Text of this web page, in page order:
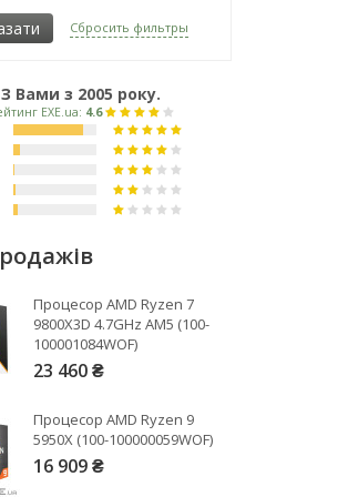
Тб
Сбросить фильтры
З Вами з 2005 року.
Процесор AMD Ryzen 7
9800X3D 4.7GHz AM5 (100-
100001084WOF)
23 460 ₴
Процесор AMD Ryzen 9
5950X (100-100000059WOF)
16 909 ₴